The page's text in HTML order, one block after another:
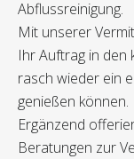
Abflussreinigung.
Mit unserer
Ihr Auftrag in den
rasch wieder ein
genießen können.
Ergänzend
Beratungen zur